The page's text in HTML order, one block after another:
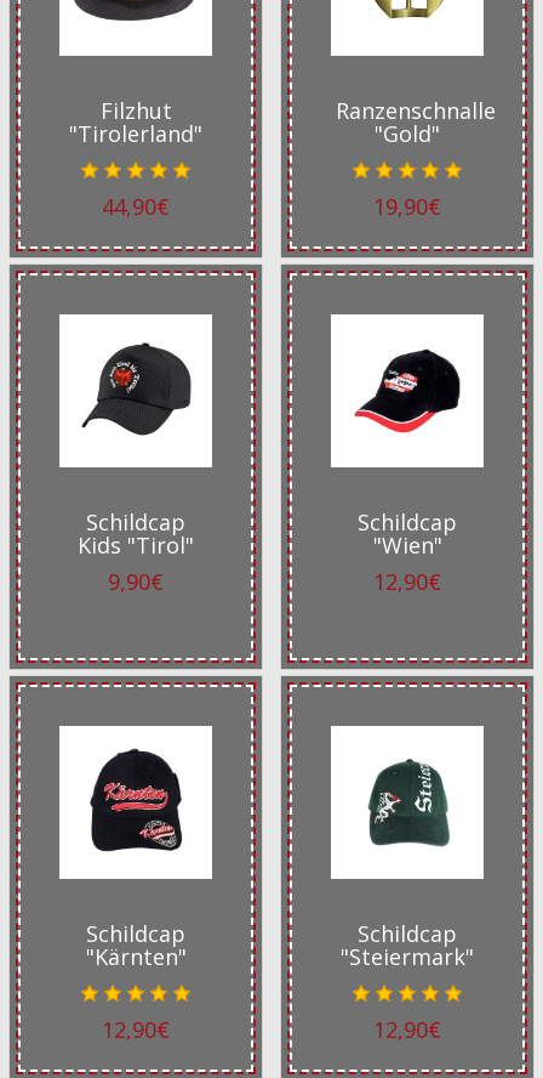
Filzhut
"Tirolerland"
44,90€
Ranzenschnalle
"Gold"
19,90€
Schildcap
Kids "Tirol"
9,90€
Schildcap
"Wien"
12,90€
Schildcap
"Kärnten"
12,90€
Schildcap
"Steiermark"
12,90€